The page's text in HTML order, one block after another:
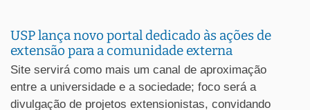
USP lança novo portal dedicado às ações de
extensão para a comunidade externa
Site servirá como mais um canal de aproximação
entre a universidade e a sociedade; foco será a
divulgação de projetos extensionistas, convidando